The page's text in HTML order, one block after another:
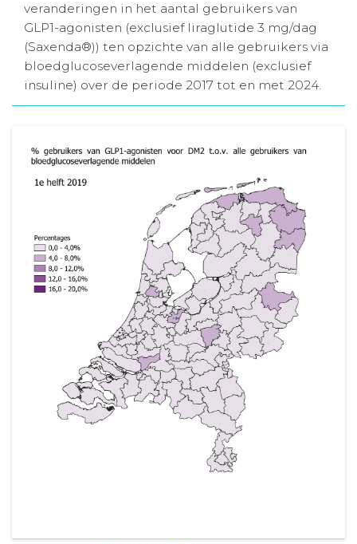
Winkelwagentje
Aanmelden nieuwsbrief
Toegang leeromgeving
veranderingen in het aantal gebruikers van
GLP1-agonisten (exclusief liraglutide 3 mg/dag
(Saxenda®)) ten opzichte van alle gebruikers via
bloedglucoseverlagende middelen (exclusief
insuline) over de periode 2017 tot en met 2024.